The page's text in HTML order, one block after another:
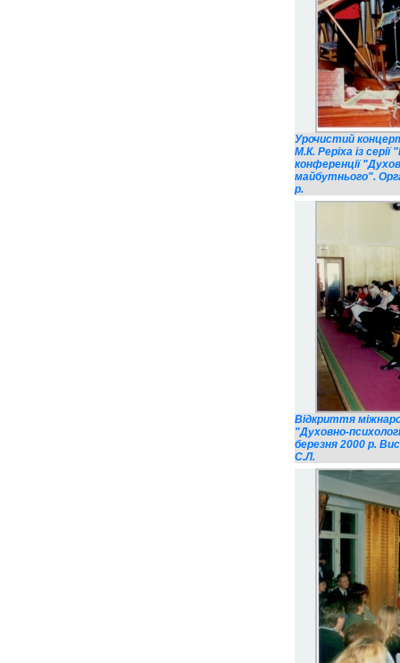
Урочистий
М.К. Реріха із
конференції
майбутнього".
р.
Відкриття
"Духовно-
березня 2000 р.
С.Л.